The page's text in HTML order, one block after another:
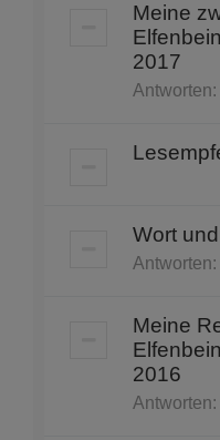
Meine
2017
Antworten:
Wort
Antworten:
Meine
2016
Antworten: